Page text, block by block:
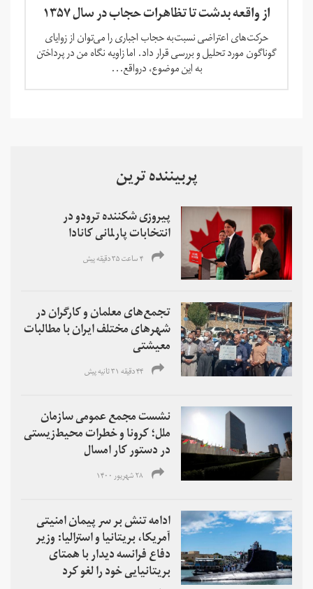
از واقعه بدشت تا تظاهرات حجاب در سال ۱۳۵۷
حرکت‌های اعتراضی نسبت‌به حجاب اجباری را می‌توان از زوایای
گوناگون مورد تحلیل و بررسی قرار داد. اما زاویه نگاه من در پرداختن
به این موضوع، درواقع...
پربیننده ترین
پیروزی شکننده ترودو در
انتخابات پارلمانی کانادا
۴ ساعت ۳۵ دقیقه پیش
تجمع‌های معلمان و کارگران در
شهرهای مختلف ایران با مطالبات
معیشتی
۴۴ دقیقه ۳۱ ثانیه پیش
نشست مجمع عمومی سازمان
ملل؛ کرونا و خطرات محیط‌زیستی
در دستور کار امسال
۲۸ شهریور ۱۴۰۰
ادامه تنش بر سر پیمان امنیتی
آمریکا، بریتانیا و استرالیا: وزیر
دفاع فرانسه دیدار با همتای
بریتانیایی‌ خود را لغو کرد